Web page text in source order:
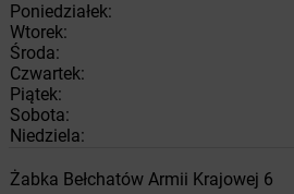
Poniedziałek:
Wtorek:
Środa:
Czwartek:
Piątek:
Sobota:
Niedziela:
Żabka Bełchatów Armii Krajowej 6